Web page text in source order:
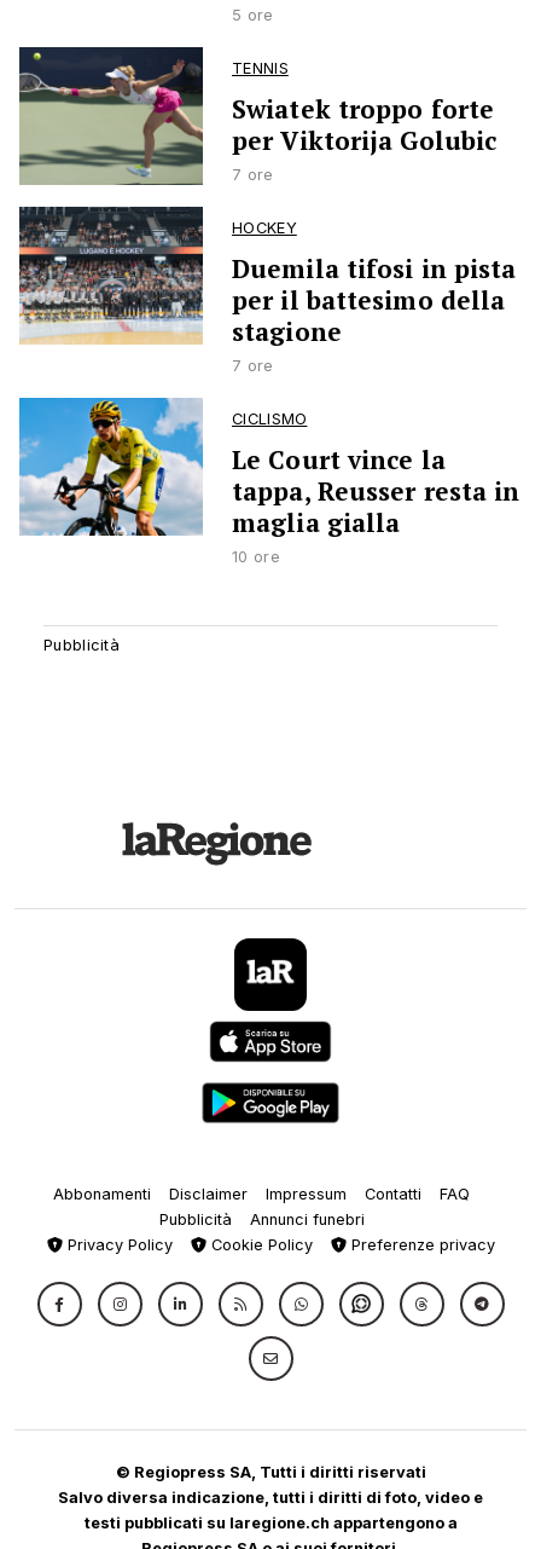
5 ore
TENNIS
Swiatek troppo forte
per Viktorija Golubic
7 ore
HOCKEY
Duemila tifosi in pista
per il battesimo della
stagione
7 ore
CICLISMO
Le Court vince la
tappa, Reusser resta in
maglia gialla
10 ore
Abbonamenti Disclaimer Impressum Contatti
FAQ
Pubblicità
Annunci funebri
Privacy Policy
Cookie Policy Preferenze privacy
© Regiopress SA, Tutti i diritti riservati
Salvo diversa indicazione, tutti i diritti di foto, video e
testi pubblicati su laregione.ch appartengono a